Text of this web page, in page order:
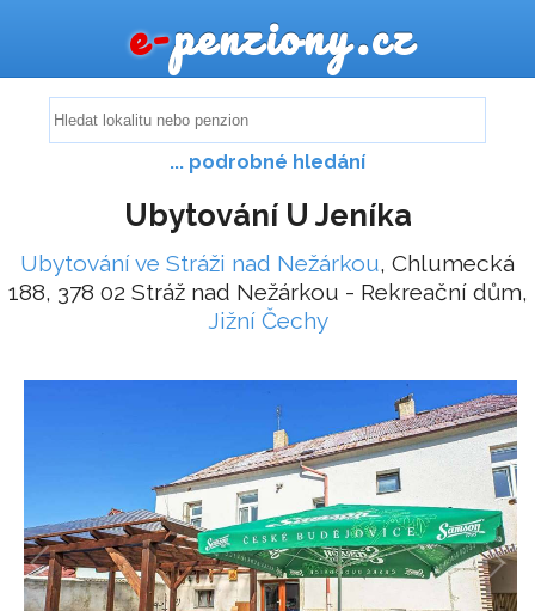
e-penziony.cz
... podrobné hledání
Ubytování U Jeníka
Ubytování ve Stráži nad Nežárkou, Chlumecká
188, 378 02 Stráž nad Nežárkou - Rekreační dům,
Jižní Čechy